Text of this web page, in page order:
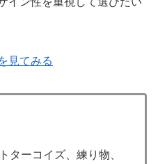
見てみる
ターコイズ、練り物、